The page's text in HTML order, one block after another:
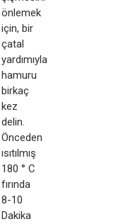
önlemek
için, bir
çatal
yardımıyla
hamuru
birkaç
kez
delin.
Önceden
ısıtılmış
180 ° C
fırında
8-10
Dakika